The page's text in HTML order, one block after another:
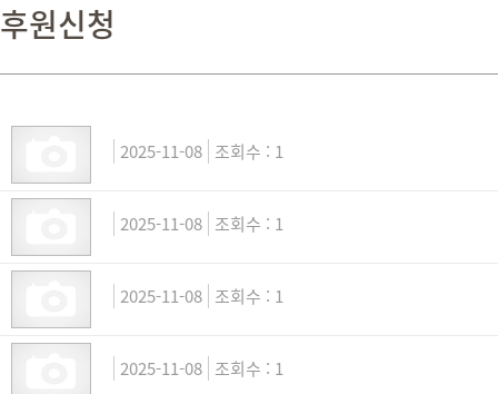
후원신청
2025-11-08 1
2025-11-08 1
2025-11-08 1
2025-11-08 1